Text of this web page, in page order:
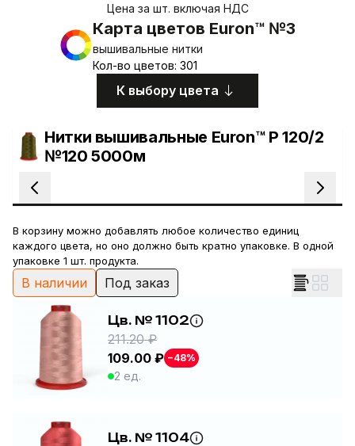
Цена за шт. включая НДС
Карта цветов Euron™ №3
вышивальные нитки
Кол-во цветов: 301
К выбору цвета
Нитки вышивальные Euron™ P 120/2
№120 5000м
В корзину можно добавлять любое количество единиц
каждого цвета, но оно должно быть кратно упаковке. В одной
упаковке 1 шт. продукта.
В наличии Под заказ
Цв. № 1102
211.20 ₽
109.00 ₽ −48%
2 ед.
Цв. № 1104